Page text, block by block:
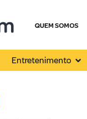
QUEM SOMOS
Entretenimento